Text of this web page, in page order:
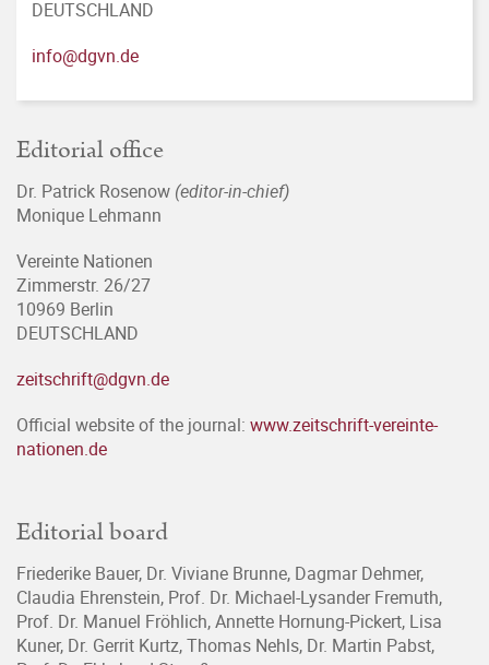
DEUTSCHLAND
info@dgvn.de
Editorial office
Dr. Patrick Rosenow (editor-in-chief)
Monique Lehmann
Vereinte Nationen
Zimmerstr. 26/27
10969 Berlin
DEUTSCHLAND
zeitschrift@dgvn.de
Official website of the journal: www.zeitschrift-vereinte-
nationen.de
Editorial board
Friederike Bauer, Dr. Viviane Brunne, Dagmar Dehmer,
Claudia Ehrenstein, Prof. Dr. Michael-Lysander Fremuth,
Prof. Dr. Manuel Fröhlich, Annette Hornung-Pickert, Lisa
Kuner, Dr. Gerrit Kurtz, Thomas Nehls, Dr. Martin Pabst,